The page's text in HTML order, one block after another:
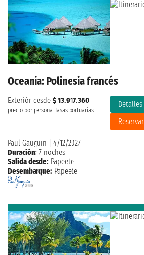
Oceania: Polinesia francés
Exteriór desde $ 13.917.360
precio por persona Tasas portuarias
Detalles
Reservar
Paul Gauguin
4/12/2027
Duración: 7 noches
Salida desde: Papeete
Desembarque: Papeete